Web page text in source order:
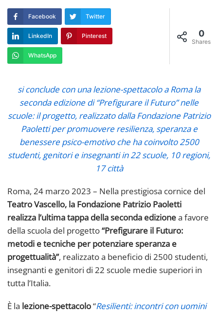
0
Shares
Facebook Twitter
LinkedIn Pinterest
WhatsApp
si conclude con una lezione-spettacolo a Roma la
seconda edizione di “Prefigurare il Futuro” nelle
scuole: il progetto, realizzato dalla Fondazione Patrizio
Paoletti per promuovere resilienza, speranza e
benessere psico-emotivo che ha coinvolto 2500
studenti, genitori e insegnanti in 22 scuole, 10 regioni,
17 città
Roma, 24 marzo 2023 – Nella prestigiosa cornice del
Teatro Vascello, la Fondazione Patrizio Paoletti
realizza l’ultima tappa della seconda edizionea favore
della scuola del progetto“Prefigurare il Futuro:
metodi e tecniche per potenziare speranza e
progettualità”, realizzato a beneficio di 2500 studenti,
insegnanti e genitori di 22 scuole medie superiori in
tutta l’Italia.
È la lezione-spettacolo“Resilienti: incontri con uomini